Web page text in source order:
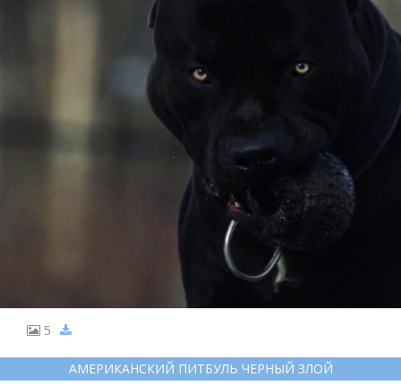
5
АМЕРИКАНСКИЙ ПИТБУЛЬ ЧЕРНЫЙ ЗЛОЙ